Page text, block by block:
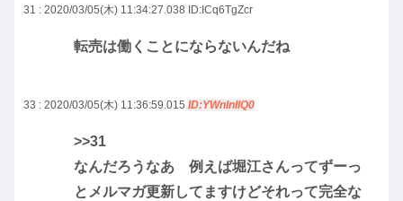
31 : 2020/03/05(木) 11:34:27.038 ID:ICq6TgZcr
転売は働くことにならないんだね
33 : 2020/03/05(木) 11:36:59.015 ID:YWnlnIIQ0
>>31
なんだろうなあ 例えば堀江さんってずーっ
とメルマガ更新してますけどそれって完全な